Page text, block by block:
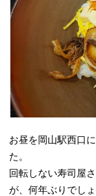
お昼を岡山駅西口
た。
回転しない寿司屋
が、何年ぶりでしょ